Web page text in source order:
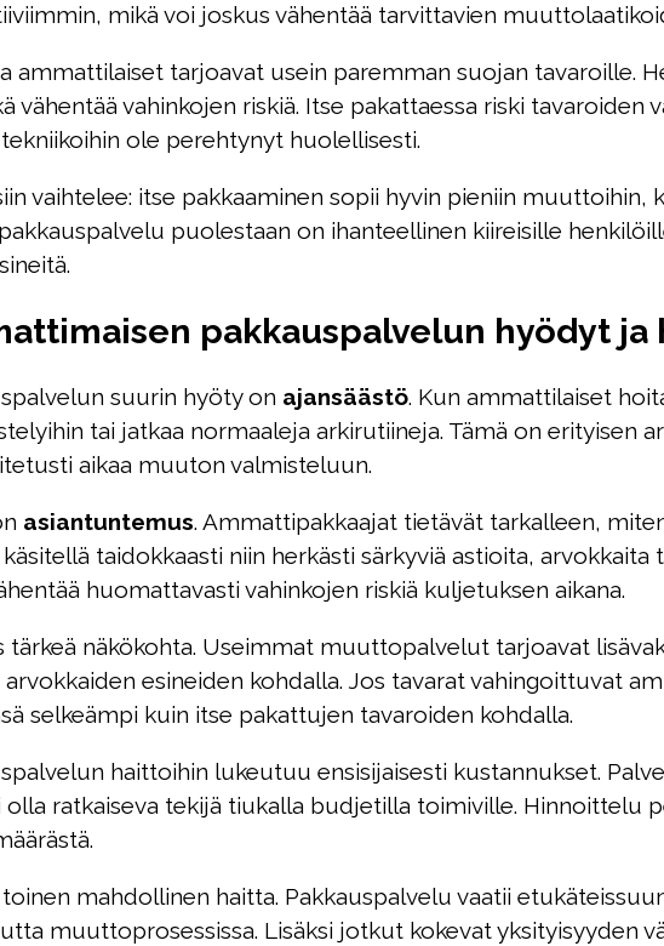
mikä voi joskus vähentää tarvittavien
ammattilaiset tarjoavat usein paremman suojan tavaroille.
vähentää vahinkojen riskiä. Itse pakattaessa riski
ole perehtynyt huolellisesti.
vaihtelee: itse pakkaaminen sopii hyvin pieniin muuttoihin,
puolestaan on ihanteellinen kiireisille
pakkauspalvelun hyödyt ja
suurin hyöty on ajansäästö. Kun ammattilaiset
tai jatkaa normaaleja arkirutiineja. Tämä on erityisen
aikaa muuton valmisteluun.
asiantuntemus. Ammattipakkaajat tietävät tarkalleen,
taidokkaasti niin herkästi särkyviä astioita,
huomattavasti vahinkojen riskiä kuljetuksen aikana.
näkökohta. Useimmat muuttopalvelut tarjoavat
esineiden kohdalla. Jos tavarat vahingoittuvat
selkeämpi kuin itse pakattujen tavaroiden kohdalla.
haittoihin lukeutuu ensisijaisesti kustannukset.
ratkaiseva tekijä tiukalla budjetilla toimiville. Hinnoittelu
mahdollinen haitta. Pakkauspalvelu vaatii
muuttoprosessissa. Lisäksi jotkut kokevat yksityisyyden